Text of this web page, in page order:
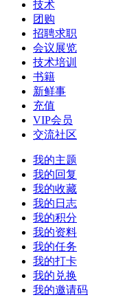
技术
团购
招聘求职
会议展览
技术培训
书籍
新鲜事
充值
VIP会员
交流社区
我的主题
我的回复
我的收藏
我的日志
我的积分
我的资料
我的任务
我的打卡
我的兑换
我的邀请码